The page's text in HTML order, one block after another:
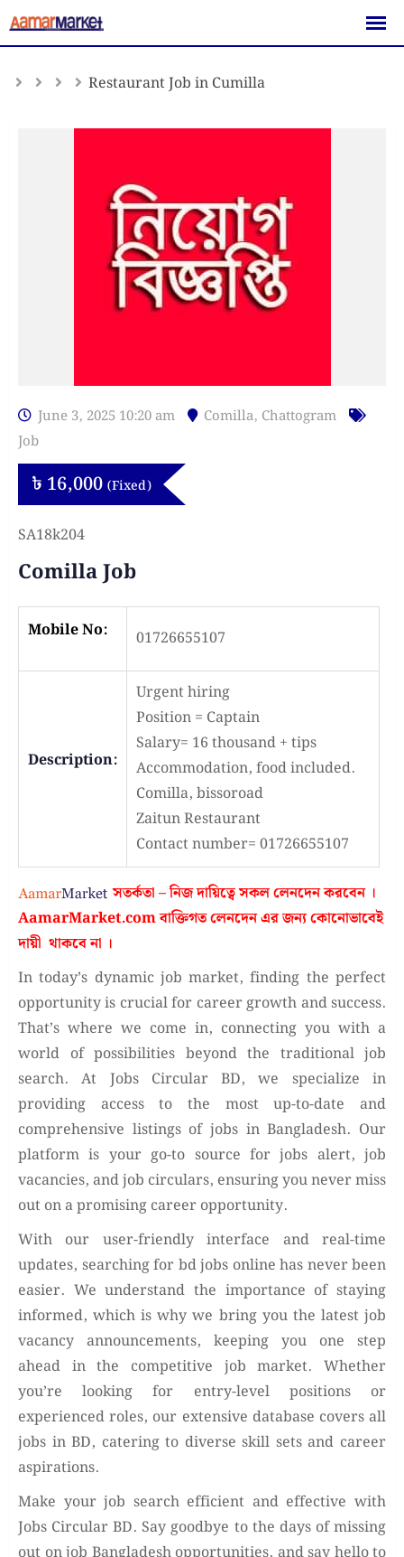
Skip
to
Restaurant Job in Cumilla
June 3, 2025 10:20 am Comilla, Chattogram
Job
৳ 16,000 (Fixed)
SA18k204
Comilla Job
Mobile No: 01726655107
Description:
Urgent hiring
Position = Captain
Salary= 16 thousand + tips
Accommodation, food included.
Comilla, bissoroad
Zaitun Restaurant
Contact number= 01726655107
সতর্কতা – নিজ দায়িত্বে সকল লেনদেন করবেন ।
AamarMarket.comবাক্তিগত লেনদেন এর জন্য কোনোভাবেই
দায়ী থাকবে না ।
In today’s dynamic job market, finding the perfect
opportunity is crucial for career growth and success.
That’s where we come in, connecting you with a
world of possibilities beyond the traditional job
search. At Jobs Circular BD, we specialize in
providing access to the most up-to-date and
comprehensive listings of jobs in Bangladesh. Our
platform is your go-to source for jobs alert, job
vacancies, and job circulars, ensuring you never miss
out on a promising career opportunity.
With our user-friendly interface and real-time
updates, searching for bd jobs online has never been
easier. We understand the importance of staying
informed, which is why we bring you the latest job
vacancy announcements, keeping you one step
ahead in the competitive job market. Whether
you’re looking for entry-level positions or
experienced roles, our extensive database covers all
jobs in BD, catering to diverse skill sets and career
aspirations.
Make your job search efficient and effective with
Jobs Circular BD. Say goodbye to the days of missing